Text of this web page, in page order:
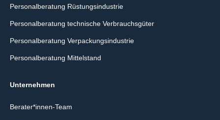
Personalberatung Rüstungsindustrie
Personalberatung technische Verbrauchsgüter
Personalberatung Verpackungsindustrie
Personalberatung Mittelstand
Unternehmen
Berater*innen-Team